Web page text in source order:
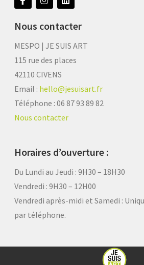
Nous contacter
MESPO | JE SUIS ART
115 rue des places
42110 CIVENS
Email : hello@jesuisart.fr
Téléphone : 06 87 93 89 82
Nous contacter
Horaires d’ouverture :
Du Lundi au Jeudi : 9H30 – 18H30
Vendredi : 9H30 – 12H00
Vendredi après-midi et Samedi :
par téléphone.